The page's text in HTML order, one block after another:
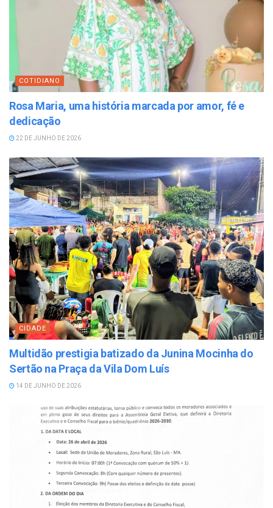
COTIDIANO
Rosa Maria, uma história marcada por amor, fé e
dedicação
22 DE JUNHO DE 2026
CIDADE
Multidão prestigia batizado da Junina Mocinha do
Sertão na Praça da Vila Dom Luís
14 DE JUNHO DE 2026